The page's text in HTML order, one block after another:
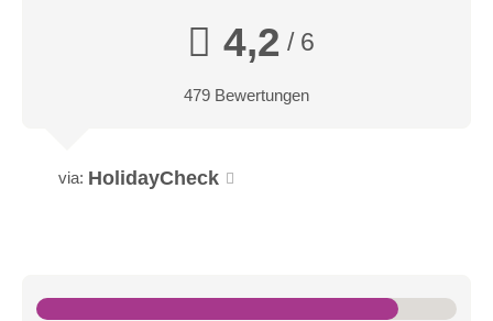
4,2 / 6
479 Bewertungen
via: HolidayCheck